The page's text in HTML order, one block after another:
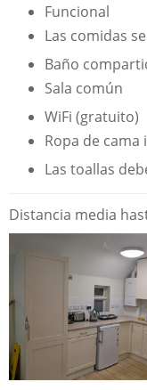
Funcional
Las comidas
Baño
Sala común
WiFi (gratuito)
Ropa de cama
Las toallas
Distancia media